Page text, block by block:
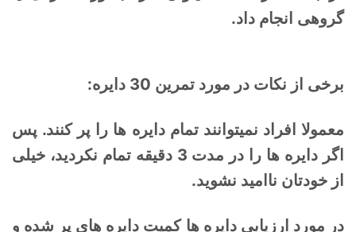
گروهی انجام داد.
برخی از نکات در مورد تمرین 30 دایره:
معمولا افراد نمیتوانند تمام دایره ها را پر کنند. پس
اگر دایره ها را در مدت 3 دقیقه تمام نکردید، خیلی
از خودتان ناامید نشوید.
در مورد ارزیابی دایره ها کمیت دایره های پر شده و